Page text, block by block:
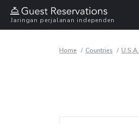
Jaringan perjalanan independen
Home Countries U.S.A.